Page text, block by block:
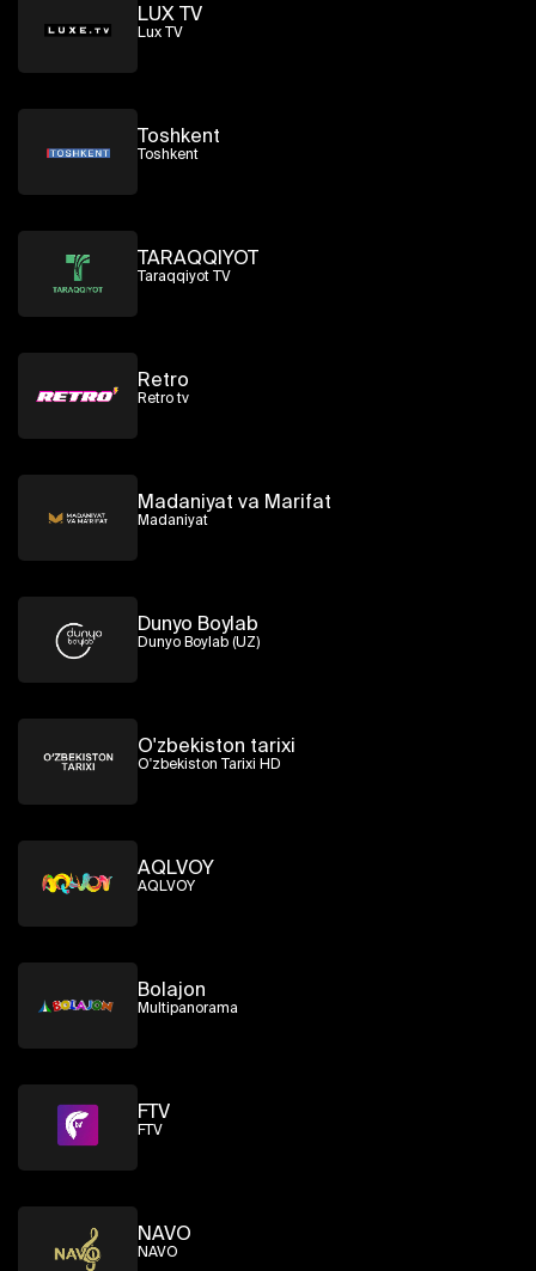
LUX TV
Lux TV
Toshkent
Toshkent
TARAQQIYOT
Taraqqiyot TV
Retro
Retro tv
Madaniyat va Marifat
Madaniyat
Dunyo Boylab
Dunyo Boylab (UZ)
O'zbekiston tarixi
O'zbekiston Tarixi HD
AQLVOY
AQLVOY
Bolajon
Multipanorama
FTV
FTV
NAVO
NAVO